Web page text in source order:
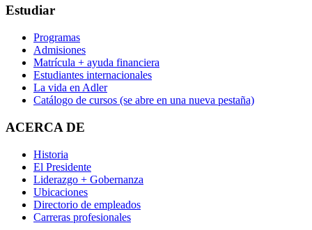
Estudiar
Programas
Admisiones
Matrícula + ayuda financiera
Estudiantes internacionales
La vida en Adler
Catálogo de cursos (se abre en una nueva pestaña)
ACERCA DE
Historia
El Presidente
Liderazgo + Gobernanza
Ubicaciones
Directorio de empleados
Carreras profesionales